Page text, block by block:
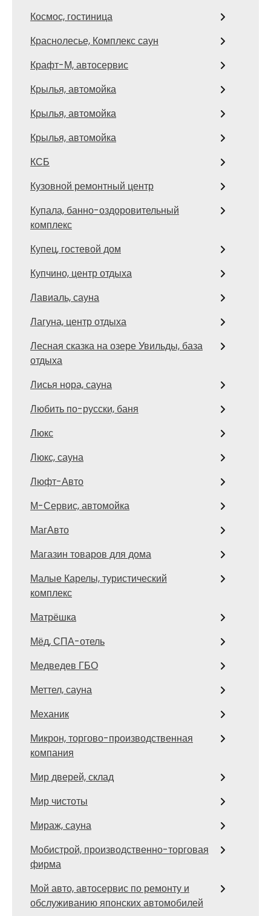
Космос, гостиница
Краснолесье, Комплекс саун
Крафт-М, автосервис
Крылья, автомойка
Крылья, автомойка
Крылья, автомойка
КСБ
Кузовной ремонтный центр
Купала, банно-оздоровительный
комплекс
Купец, гостевой дом
Купчино, центр отдыха
Лавиаль, сауна
Лагуна, центр отдыха
Лесная сказка на озере Увильды, база
отдыха
Лисья нора, сауна
Любить по-русски, баня
Люкс
Люкс, сауна
Люфт-Авто
М-Сервис, автомойка
МагАвто
Магазин товаров для дома
Малые Карелы, туристический
комплекс
Матрёшка
Мёд, СПА-отель
Медведев ГБО
Меттел, сауна
Механик
Микрон, торгово-производственная
компания
Мир дверей, склад
Мир чистоты
Мираж, сауна
Мобистрой, производственно-торговая
фирма
Мой авто, автосервис по ремонту и
обслуживанию японских автомобилей